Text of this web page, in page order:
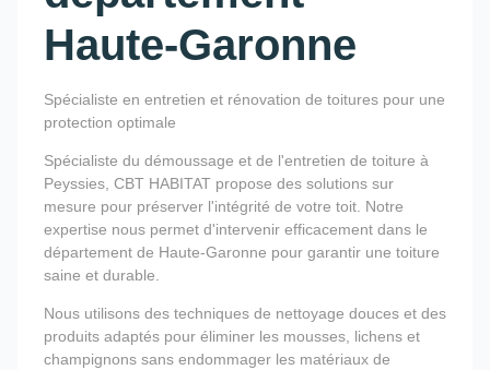
Haute-Garonne
Spécialiste en entretien et rénovation de toitures pour une
protection optimale
Spécialiste du démoussage et de l'entretien de toiture à
Peyssies, CBT HABITAT propose des solutions sur
mesure pour préserver l'intégrité de votre toit. Notre
expertise nous permet d'intervenir efficacement dans le
département de Haute-Garonne pour garantir une toiture
saine et durable.
Nous utilisons des techniques de nettoyage douces et des
produits adaptés pour éliminer les mousses, lichens et
champignons sans endommager les matériaux de